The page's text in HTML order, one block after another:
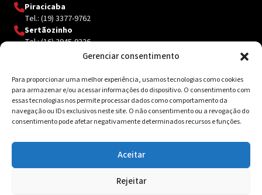
Gerenciar consentimento
Para proporcionar uma melhor experiência, usamos tecnologias como cookies
para armazenar e/ou acessar informações do dispositivo. O consentimento com
essas tecnologias nos permite processar dados como comportamento da
navegação ou IDs exclusivos neste site. O não consentimento ou a revogação do
consentimento pode afetar negativamente determinados recursos e funções.
Aceitar
Rejeitar
Piracicaba
Tel.: (19) 3377-9762
Sertãozinho
Tel.: (16) 3945-9326
Contato
Av. Inácio Curi, 3340 Jardim Sanzovo CEP: 17.204-350
(14) 98159-0142